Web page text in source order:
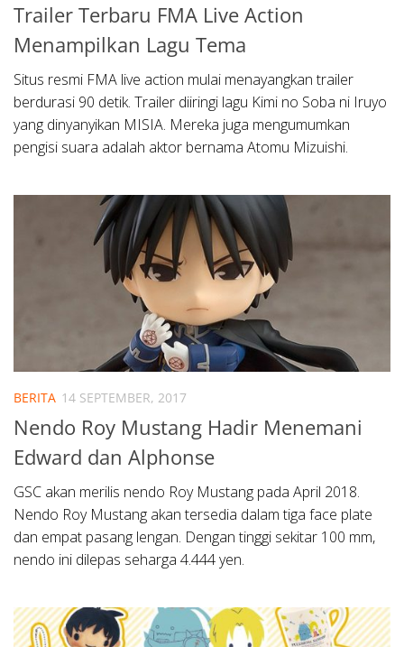
Trailer Terbaru FMA Live Action
Menampilkan Lagu Tema
Situs resmi FMA live action mulai menayangkan trailer
berdurasi 90 detik. Trailer diiringi lagu Kimi no Soba ni Iruyo
yang dinyanyikan MISIA. Mereka juga mengumumkan
pengisi suara adalah aktor bernama Atomu Mizuishi.
BERITA 14 SEPTEMBER, 2017
Nendo Roy Mustang Hadir Menemani
Edward dan Alphonse
GSC akan merilis nendo Roy Mustang pada April 2018.
Nendo Roy Mustang akan tersedia dalam tiga face plate
dan empat pasang lengan. Dengan tinggi sekitar 100 mm,
nendo ini dilepas seharga 4.444 yen.